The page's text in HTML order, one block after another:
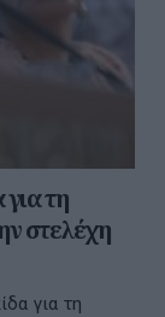
τη
στελέχη
για τη